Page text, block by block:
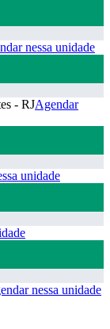
nessa unidade
- RJAgendar
unidade
nessa unidade